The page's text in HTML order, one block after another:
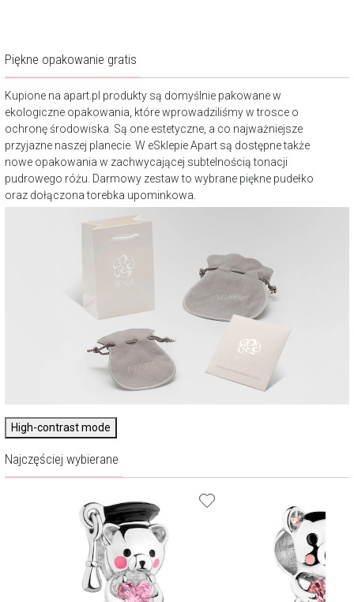
Piękne opakowanie gratis
Kupione na apart.pl produkty są domyślnie pakowane w
ekologiczne opakowania, które wprowadziliśmy w trosce o
ochronę środowiska. Są one estetyczne, a co najważniejsze
przyjazne naszej planecie. W eSklepie Apart są dostępne także
nowe opakowania w zachwycającej subtelnością tonacji
pudrowego różu. Darmowy zestaw to wybrane piękne pudełko
oraz dołączona torebka upominkowa.
High-contrast mode
Najczęściej wybierane